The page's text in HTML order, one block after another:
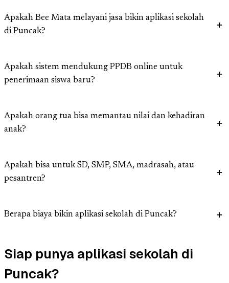
Apakah Bee Mata melayani jasa bikin aplikasi sekolah
di Puncak?
Apakah sistem mendukung PPDB online untuk
penerimaan siswa baru?
Apakah orang tua bisa memantau nilai dan kehadiran
anak?
Apakah bisa untuk SD, SMP, SMA, madrasah, atau
pesantren?
Berapa biaya bikin aplikasi sekolah di Puncak?
Siap punya aplikasi sekolah di
Puncak?